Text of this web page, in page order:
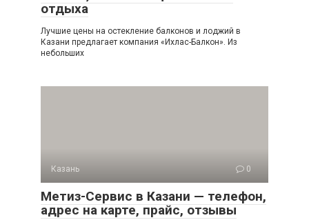
отдыха
Лучшие цены на остекление балконов и лоджий в
Казани предлагает компания «Ихлас-Балкон». Из
небольших
Казань 0
Метиз-Сервис в Казани — телефон,
адрес на карте, прайс, отзывы